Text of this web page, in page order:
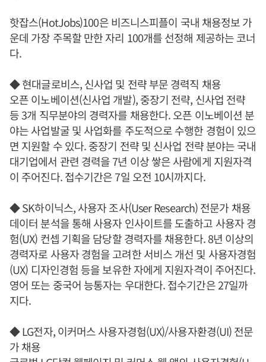
핫잡스(HotJobs)100은 비즈니스피플이 국내 채용정보 가
운데 가장 주목할 만한 자리 100개를 선정해 제공하는 코너
다.
◆ 현대글로비스, 신사업 및 전략 부문 경력직 채용
오픈 이노베이션(신사업 개발), 중장기 전략, 신사업 전략
등 3개 직무분야의 경력자를 채용한다. 오픈 이노베이션 분
야는 사업발굴 및 사업화를 주도적으로 수행한 경험이 있으
면 지원할 수 있다. 중장기 전략 및 신사업 전략 분야는 국내
대기업에서 관련 경력을 7년 이상 쌓은 사람에게 지원자격
이 주어진다. 접수기간은 7일 오전 10시까지다.
◆ SK하이닉스, 사용자 조사(User Research) 전문가 채용
데이터 분석을 통해 사용자 인사이트를 도출하고 사용자 경
험(UX) 컨셉 기획을 담당할 경력자를 채용한다. 8년 이상의
경력자로 사용자 경험을 고려한 서비스 개선 및 사용자경험
(UX) 디자인경험 등을 보유한 자에게 지원자격이 주어진다.
영어 또는 중국어 능통자는 우대한다. 접수기간은 27일까
지다.
◆ LG전자, 이커머스 사용자경험(UX)/사용자환경(UI) 전문
가 채용